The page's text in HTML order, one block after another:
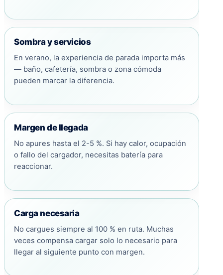
Sombra y servicios
En verano, la experiencia de parada importa más
— baño, cafetería, sombra o zona cómoda
pueden marcar la diferencia.
Margen de llegada
No apures hasta el 2-5 %. Si hay calor, ocupación
o fallo del cargador, necesitas batería para
reaccionar.
Carga necesaria
No cargues siempre al 100 % en ruta. Muchas
veces compensa cargar solo lo necesario para
llegar al siguiente punto con margen.